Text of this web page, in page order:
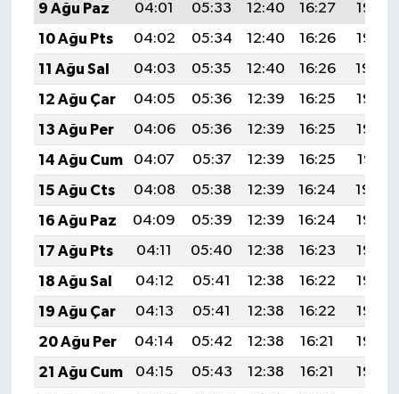
9 Ağu Paz
04:01 05:33 12:40 16:27
19:37
10 Ağu Pts
04:02 05:34 12:40 16:26
19:36
11 Ağu Sal
04:03 05:35 12:40 16:26
19:34
12 Ağu Çar
04:05 05:36 12:39 16:25
19:33
13 Ağu Per
04:06 05:36 12:39 16:25
19:32
14 Ağu Cum
04:07 05:37 12:39 16:25
19:31
15 Ağu Cts
04:08 05:38 12:39 16:24
19:30
16 Ağu Paz
04:09 05:39 12:39 16:24
19:28
17 Ağu Pts
04:11 05:40 12:38 16:23
19:27
18 Ağu Sal
04:12 05:41 12:38 16:22
19:26
19 Ağu Çar
04:13 05:41 12:38 16:22
19:25
20 Ağu Per
04:14 05:42 12:38 16:21
19:23
21 Ağu Cum
04:15 05:43 12:38 16:21
19:22